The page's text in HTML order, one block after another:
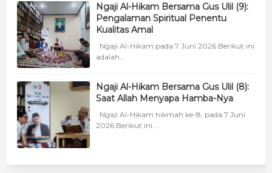
Ngaji Al-Hikam Bersama Gus Ulil (9):
Pengalaman Spiritual Penentu
Kualitas Amal
Ngaji Al-Hikam pada 7 Juni 2026 Berikut ini
adalah...
Ngaji Al-Hikam Bersama Gus Ulil (8):
Saat Allah Menyapa Hamba-Nya
Ngaji Al-Hikam hikmah ke-8, pada 7 Juni
2026 Berikut ini...